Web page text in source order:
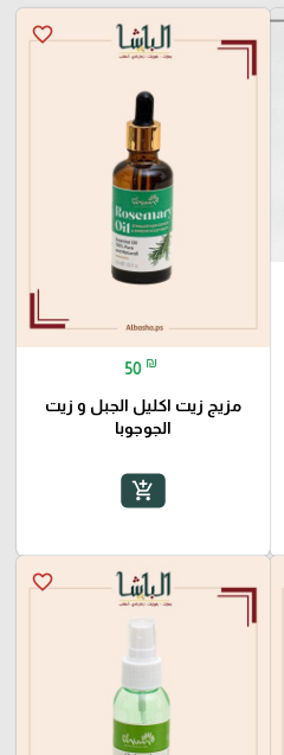
favorite_border
50 ₪
مزيج زيت اكليل الجبل و زيت
الجوجوبا
add_shopping_cart
favorite_border